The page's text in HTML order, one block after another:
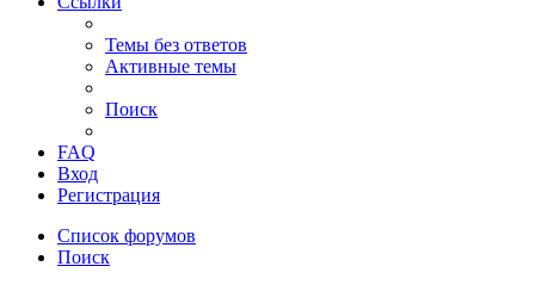
Темы без ответов
Активные темы
Поиск
FAQ
Вход
Регистрация
Список форумов
Поиск